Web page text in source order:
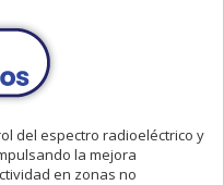
del espectro radioeléctrico y
la mejora
en zonas no